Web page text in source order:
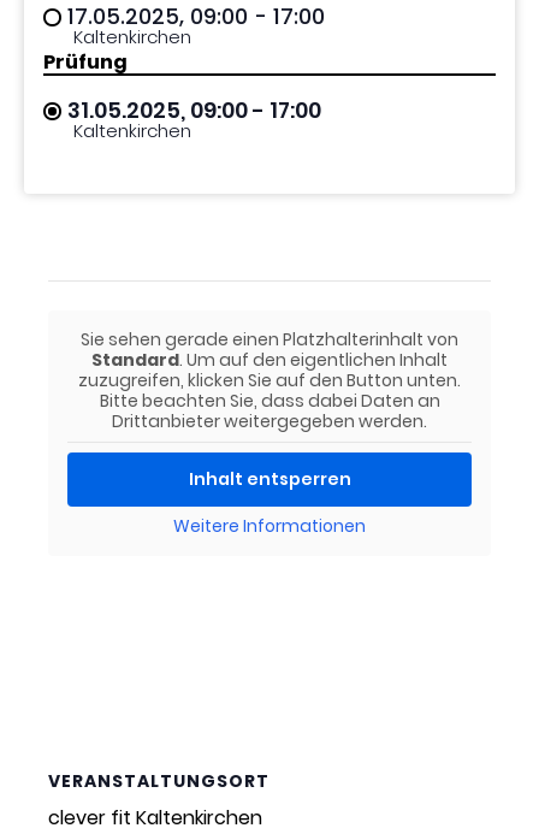
17.05.2025, 09:00 - 17:00
Kaltenkirchen
Prüfung
31.05.2025, 09:00- 17:00
Kaltenkirchen
VERANSTALTUNGSORT
clever fit Kaltenkirchen
Sie sehen gerade einen Platzhalterinhalt von
Standard. Um auf den eigentlichen Inhalt
zuzugreifen, klicken Sie auf den Button unten.
Bitte beachten Sie, dass dabei Daten an
Drittanbieter weitergegeben werden.
Inhalt entsperren
Weitere Informationen